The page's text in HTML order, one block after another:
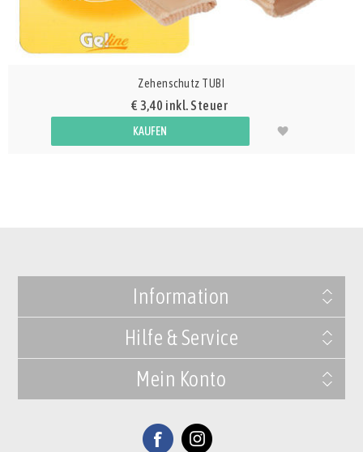
Zehenschutz TUBI
€ 3,40 inkl. Steuer
KAUFEN
Information
Hilfe & Service
Mein Konto